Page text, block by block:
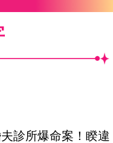
診所爆命案！睽違